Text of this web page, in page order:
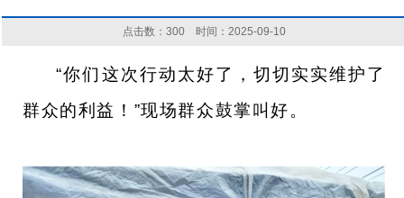
点击数： 300时间：2025-09-10
“你们这次行动太好了，切切实实维护了
群众的利益！”现场群众鼓掌叫好。